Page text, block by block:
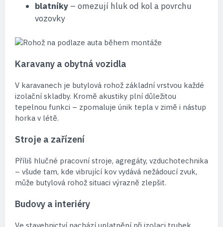
blatníky – omezují hluk od kol a povrchu
vozovky
Karavany a obytná vozidla
V karavanech je butylová rohož základní vrstvou každé
izolační skladby. Kromě akustiky plní důležitou
tepelnou funkci – zpomaluje únik tepla v zimě i nástup
horka v létě.
Stroje a zařízení
Příliš hlučné pracovní stroje, agregáty, vzduchotechnika
– všude tam, kde vibrující kov vydává nežádoucí zvuk,
může butylová rohož situaci výrazně zlepšit.
Budovy a interiéry